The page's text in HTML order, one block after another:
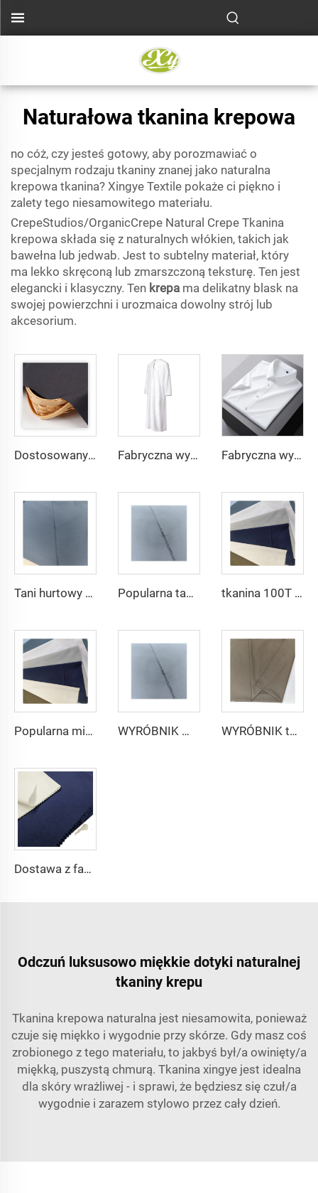
Naturałowa tkanina krepowa
no cóż, czy jesteś gotowy, aby porozmawiać o
specjalnym rodzaju tkaniny znanej jako naturalna
krepowa tkanina? Xingye Textile pokaże ci piękno i
zalety tego niesamowitego materiału.
CrepeStudios/OrganicCrepe Natural Crepe Tkanina
krepowa składa się z naturalnych włókien, takich jak
bawełna lub jedwab. Jest to subtelny materiał, który
ma lekko skręconą lub zmarszczoną teksturę. Ten jest
elegancki i klasyczny. Ten krepa ma delikatny blask na
swojej powierzchni i urozmaica dowolny strój lub
akcesorium.
Dostosowany materiał TR o lekkiej wadze, wygodny w użyciu dla mieszkańców Środkowego Wschodu w różnych kolorach, jednolity materiał twill na koszule i szaty Fabryczna wysoka jakość materiału TR twill dla męskich szat ze Środkowego Wschodu, lekka waga Fabryczna wysoka jakość materiału TR twill jednolitego dla męskich szat ze Środkowego Wschodu, lekka waga
Tani hurtowy mikrofibrowy materiał arabski na thobe dla mężczyzn z poliestru Toyobo koszula arabska Popularna tania tkanina arabska na thobe dla koszuli i spodni z poliestru Toyobo mikrofibrowa tkanina 100T Woven Plain mikrofibrowa Tkanina Poliestrowa Toyobo Tkanina Arabska Thobe
Popularna mikrofibrowa tkanina arabskiego thobe dla mężczyzn z wirującego poliestru tkanina toyobo koszula arabski thobe WYRÓBNIK mikrofibrowej tkaniny dla mężczyzn z wirującego poliestru tkanina toyobo koszula arabski thobe WYRÓBNIK tkaniny arabskiego thobe dla mężczyzn z wirującego poliestru tkanina toyobo koszula arabski thobe
Dostawa z fabryki 65% poliestru 35% bawełny na podszewkę dżinsów w kolorze jednolitym TC TWILL Farbowany materiał na kieszenie do odzieży roboczej
Odczuń luksusowo miękkie dotyki naturalnej
tkaniny krepu
Tkanina krepowa naturalna jest niesamowita, ponieważ
czuje się miękko i wygodnie przy skórze. Gdy masz coś
zrobionego z tego materiału, to jakbyś był/a owinięty/a
miękką, puszystą chmurą. Tkanina xingye jest idealna
dla skóry wrażliwej - i sprawi, że będziesz się czuł/a
wygodnie i zarazem stylowo przez cały dzień.